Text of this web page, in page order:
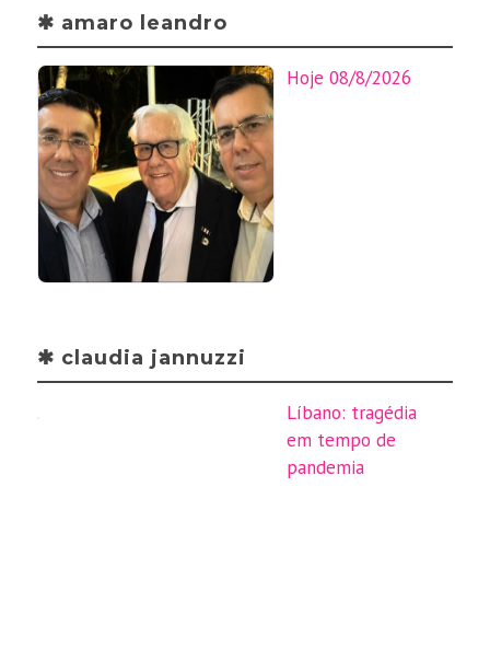
✱ amaro leandro
Hoje 08/8/2026
✱ claudia jannuzzi
Líbano: tragédia
em tempo de
pandemia